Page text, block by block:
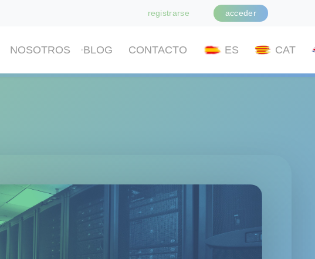
registrarse acceder
NOSOTROS BLOG CONTACTO ES CAT